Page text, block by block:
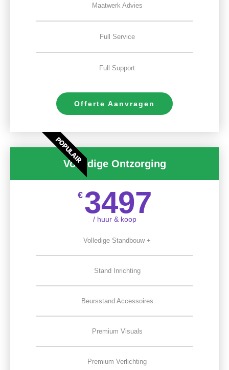
Maatwerk Advies
Full Service
Full Support
Offerte Aanvragen
POPULAIR
Volledige Ontzorging
€ 3497
/ huur & koop
Volledige Standbouw +
Stand Inrichting
Beursstand Accessoires
Premium Visuals
Premium Verlichting